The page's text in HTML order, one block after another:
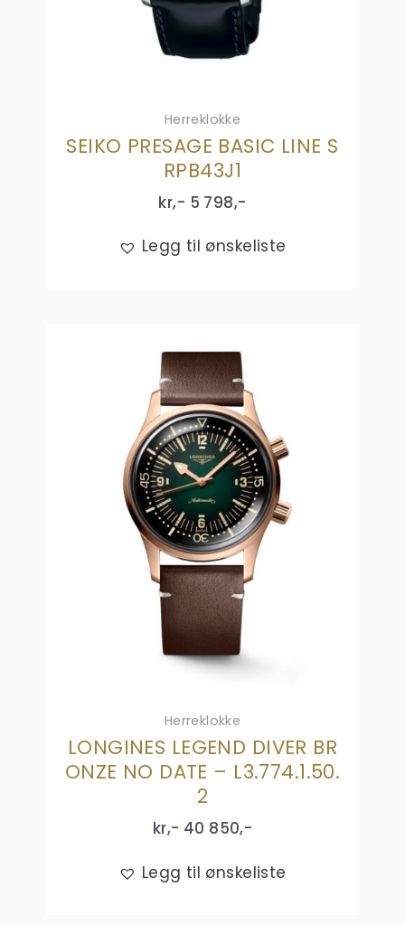
Herreklokke
SEIKO PRESAGE BASIC LINE S
RPB43J1
kr,- 5 798,-
Legg til ønskeliste
Herreklokke
LONGINES LEGEND DIVER BR
ONZE NO DATE – L3.774.1.50.
2
kr,- 40 850,-
Legg til ønskeliste